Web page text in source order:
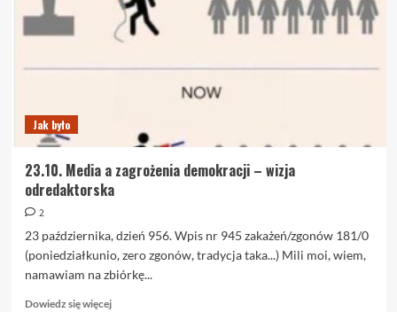
Jak było
23.10. Media a zagrożenia demokracji – wizja
odredaktorska
2
23 października, dzień 956. Wpis nr 945 zakażeń/zgonów 181/0
(poniedziałkunio, zero zgonów, tradycja taka...) Mili moi, wiem,
namawiam na zbiórkę...
Dowiedz się więcejDowiedz